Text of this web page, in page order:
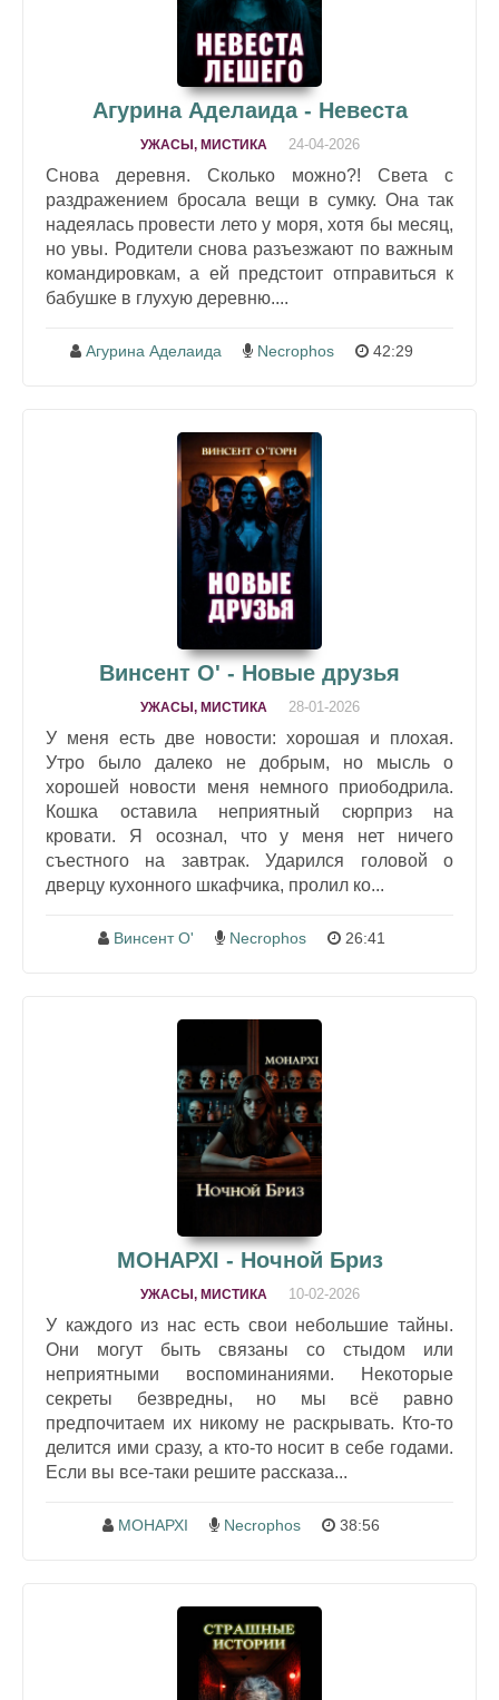
Агурина Аделаида - Невеста
УЖАСЫ, МИСТИКА 24-04-2026
Снова деревня. Сколько можно?! Света с
раздражением бросала вещи в сумку. Она так
надеялась провести лето у моря, хотя бы месяц,
но увы. Родители снова разъезжают по важным
командировкам, а ей предстоит отправиться к
бабушке в глухую деревню....
Агурина Аделаида Necrophos 42:29
Винсент О' - Новые друзья
УЖАСЫ, МИСТИКА 28-01-2026
У меня есть две новости: хорошая и плохая.
Утро было далеко не добрым, но мысль о
хорошей новости меня немного приободрила.
Кошка оставила неприятный сюрприз на
кровати. Я осознал, что у меня нет ничего
съестного на завтрак. Ударился головой о
дверцу кухонного шкафчика, пролил ко...
Винсент О' Necrophos 26:41
МОНАРХI - Ночной Бриз
УЖАСЫ, МИСТИКА 10-02-2026
У каждого из нас есть свои небольшие тайны.
Они могут быть связаны со стыдом или
неприятными воспоминаниями. Некоторые
секреты безвредны, но мы всё равно
предпочитаем их никому не раскрывать. Кто-то
делится ими сразу, а кто-то носит в себе годами.
Если вы все-таки решите рассказа...
МОНАРХI Necrophos 38:56